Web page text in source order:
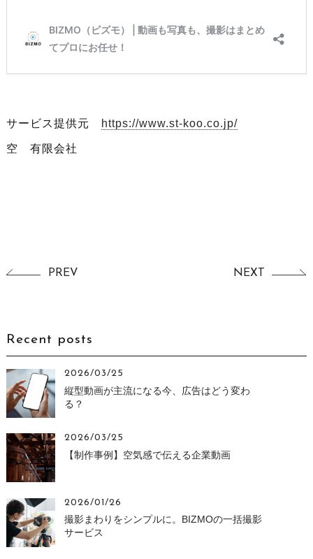
サービス提供元 https://www.st-koo.co.jp/
空 有限会社
PREV NEXT
Recent posts
2026/03/25
縦型動画が主流になる今、広告はどう変わ
る？
2026/03/25
【制作事例】空気感で伝える企業動画
2026/01/26
撮影まわりをシンプルに。BIZMOの一括撮影
サービス